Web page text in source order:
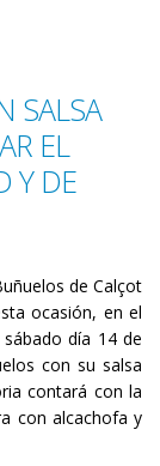
SALSA
EL
Y DE
de Calçot
ocasión, en el
día 14 de
con su salsa
contará con la
con alcachofa y